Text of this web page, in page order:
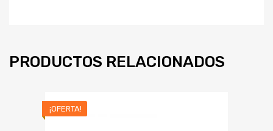
PRODUCTOS RELACIONADOS
¡OFERTA!